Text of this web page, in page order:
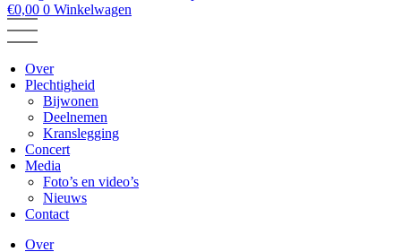
€0,00 0 Winkelwagen
Over
Plechtigheid
Bijwonen
Deelnemen
Kranslegging
Concert
Media
Foto’s en video’s
Nieuws
Contact
Over